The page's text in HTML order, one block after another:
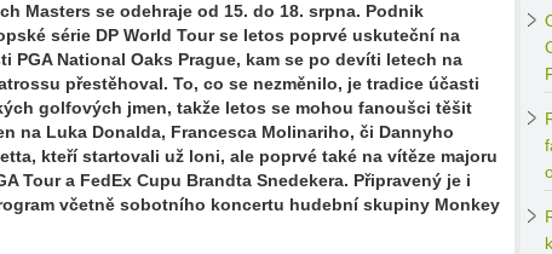
Masters se odehraje od 15. do 18. srpna. Podnik
série DP World Tour se letos poprvé uskuteční na
PGA National Oaks Prague, kam se po devíti letech na
přestěhoval. To, co se nezměnilo, je tradice účasti
golfových jmen, takže letos se mohou fanoušci těšit
na Luka Donalda, Francesca Molinariho, či Dannyho
kteří startovali už loni, ale poprvé také na vítěze majoru
Tour a FedEx Cupu Brandta Snedekera. Připravený je i
včetně sobotního koncertu hudební skupiny Monkey